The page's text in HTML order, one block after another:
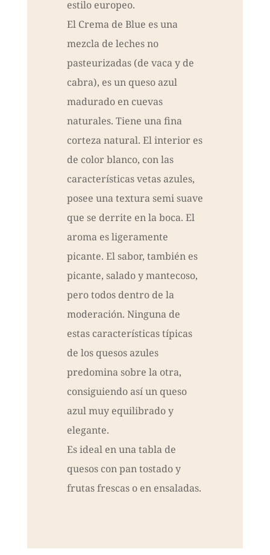
estilo europeo.
El Crema de Blue es una
mezcla de leches no
pasteurizadas (de vaca y de
cabra), es un queso azul
madurado en cuevas
naturales. Tiene una fina
corteza natural. El interior es
de color blanco, con las
características vetas azules,
posee una textura semi suave
que se derrite en la boca. El
aroma es ligeramente
picante. El sabor, también es
picante, salado y mantecoso,
pero todos dentro de la
moderación. Ninguna de
estas características típicas
de los quesos azules
predomina sobre la otra,
consiguiendo así un queso
azul muy equilibrado y
elegante.
Es ideal en una tabla de
quesos con pan tostado y
frutas frescas o en ensaladas.